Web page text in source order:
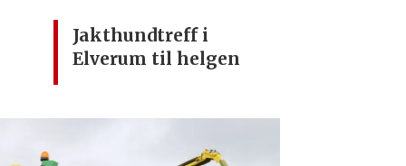
Jakthundtreff i
Elverum til helgen